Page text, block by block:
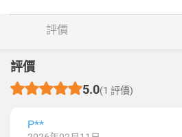
評價
評價
5.0(1 評價)
P**